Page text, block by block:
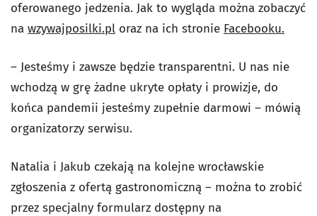
oferowanego jedzenia. Jak to wygląda można zobaczyć
na wzywajposilki.pl oraz na ich stronie Facebooku.
– Jesteśmy i zawsze będzie transparentni. U nas nie
wchodzą w grę żadne ukryte opłaty i prowizje, do
końca pandemii jesteśmy zupełnie darmowi – mówią
organizatorzy serwisu.
Natalia i Jakub czekają na kolejne wrocławskie
zgłoszenia z ofertą gastronomiczną – można to zrobić
przez specjalny formularz dostępny na